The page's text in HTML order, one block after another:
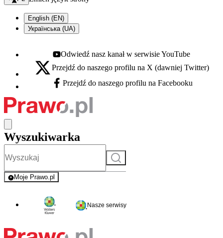
English (EN)
Українська (UA)
Youtube - otwiera się w nowej karcie
Odwiedź nasz kanał w serwisie YouTube
X - otwiera się w nowej karcie
Przejdź do naszego profilu na X (dawniej Twitter)
Facebook - otwiera się w nowej karcie
Przejdź do naszego profilu na Facebooku
Wyszukiwarka
Szukaj
Moje Prawo.pl
- rejestracja i logowanie do serwisu
Nasze serwisy